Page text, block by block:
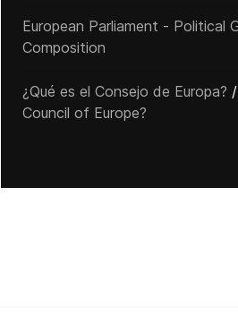
European Parliament - Political
Composition
¿Qué es el Consejo de Europa? /
Council of Europe?